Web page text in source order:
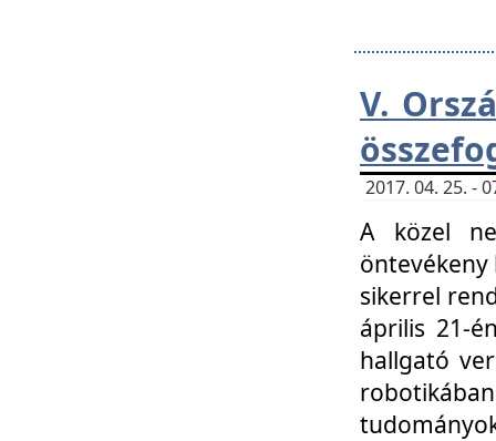
V.
2017. 04. 25. -
A közel
öntevékeny
sikerrel
április 21-
hallgató